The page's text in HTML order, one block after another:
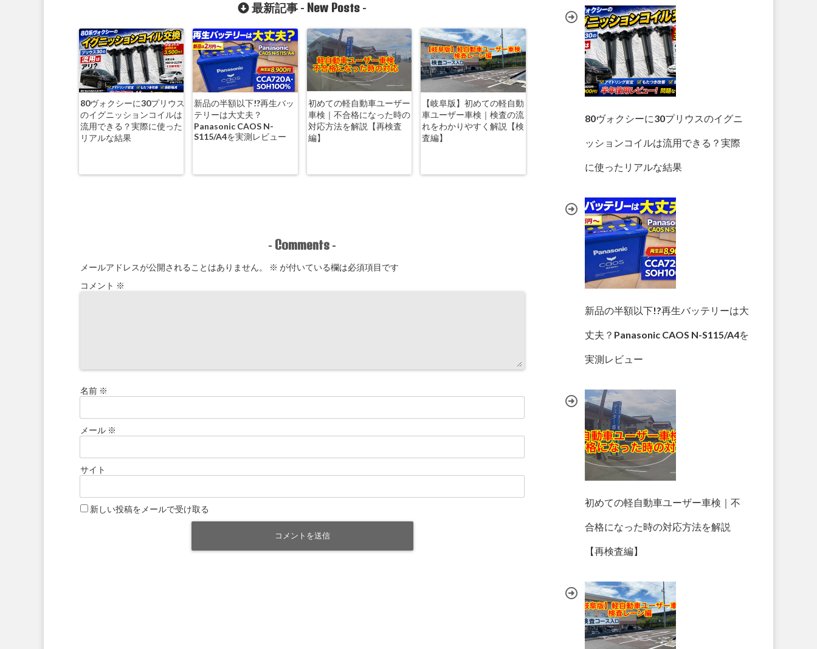
最新記事 - New Posts -
80ヴォクシーに30プリウス
のイグニッションコイルは
流用できる？実際に使った
リアルな結果
新品の半額以下!?再生バッ
テリーは大丈夫？
Panasonic CAOS N-
S115/A4を実測レビュー
初めての軽自動車ユーザー
車検｜不合格になった時の
対応方法を解説【再検査
編】
【岐阜版】初めての軽自動
車ユーザー車検｜検査の流
れをわかりやすく解説【検
査編】
- Comments -
メールアドレスが公開されることはありません。 ※ が付いている欄は必須項目です
コメント ※
名前 ※
メール ※
サイト
新しい投稿をメールで受け取る
80ヴォクシーに30プリウスのイグニ
ッションコイルは流用できる？実際
に使ったリアルな結果
新品の半額以下!?再生バッテリーは大
丈夫？Panasonic CAOS N-S115/A4を
実測レビュー
初めての軽自動車ユーザー車検｜不
合格になった時の対応方法を解説
【再検査編】